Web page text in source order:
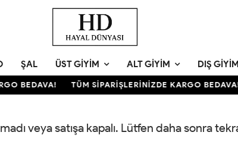
ŞAL ÜST GIYIM ALT GIYIM DIŞ GIYIM
BEDAVA! TÜM SİPARİŞLERİNİZDE KARGO BEDAVA!
veya satışa kapalı. Lütfen daha sonra